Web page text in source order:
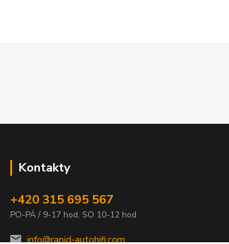
Kontakty
+420 315 695 567
PO-PÁ / 9-17 hod, SO 10-12 hod
info@rapid-autohifi.com